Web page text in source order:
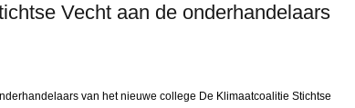
Vecht aan de onderhandelaars
van het nieuwe college De Klimaatcoalitie Stichtse